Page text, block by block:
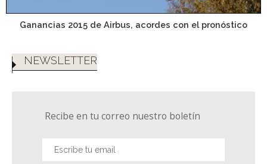
Ganancias 2015 de Airbus, acordes con el pronóstico
NEWSLETTER
Recibe en tu correo nuestro boletín